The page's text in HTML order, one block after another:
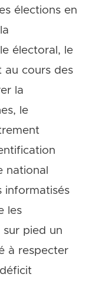
élections en
électoral, le
au cours des
la
le
national
informatisés
les
sur pied un
à respecter